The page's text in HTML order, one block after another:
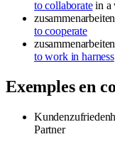
to collaborate in a
zusammenarbeiten
to cooperate
zusammenarbeiten
to work in harness
Exemples en
Partner